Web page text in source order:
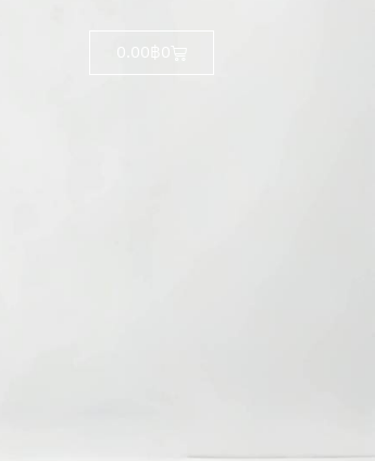
0.00฿
0.00฿